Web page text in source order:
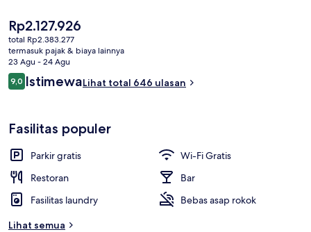
dengan staf.
Harga
saat
ini
Rp2.127.926
Rp2.127.926
total Rp2.383.277
termasuk pajak & biaya lainnya
23 Agu - 24 Agu
Ulasan
9,09,0 dari 10
IstimewaLihat total 646 ulasan
Fasilitas populer
Parkir gratis
Wi-Fi Gratis
Restoran
Bar
Fasilitas laundry
Bebas asap rokok
Lihat semua